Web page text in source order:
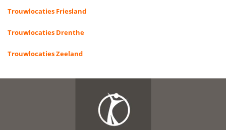
Trouwlocaties Friesland
Trouwlocaties Drenthe
Trouwlocaties Zeeland